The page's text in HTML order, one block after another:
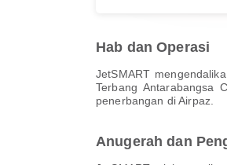
Hab dan Operasi
JetSMART
Terbang Antarabangsa
penerbangan di Airpaz.
Anugerah dan